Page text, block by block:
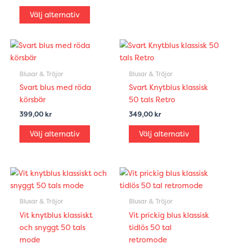
Välj alternativ
olika
kan
produktsidan
Blusar & Tröjor
Svart blus med röda
körsbär
399,00kr
Välj alternativ
Den
alternativen
väljas
Blusar & Tröjor
Svart Knytblus klassisk
50 tals Retro
349,00kr
Välj alternativ
Den
har
väljas
Blusar & Tröjor
Vit knytblus klassiskt
och snyggt 50 tals
mode
Den
Blusar & Tröjor
Vit prickig blus klassisk
tidlös 50 tal
retromode
Den
här
har